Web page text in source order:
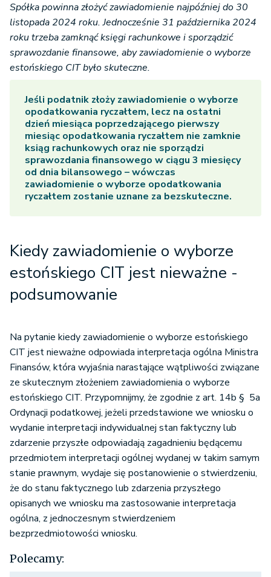
Spółka powinna złożyć zawiadomienie najpóźniej do 30
listopada 2024 roku. Jednocześnie 31 października 2024
roku trzeba zamknąć księgi rachunkowe i sporządzić
sprawozdanie finansowe, aby zawiadomienie o wyborze
estońskiego CIT było skuteczne.
Jeśli podatnik złoży zawiadomienie o wyborze
opodatkowania ryczałtem, lecz na ostatni
dzień miesiąca poprzedzającego pierwszy
miesiąc opodatkowania ryczałtem nie zamknie
ksiąg rachunkowych oraz nie sporządzi
sprawozdania finansowego w ciągu 3 miesięcy
od dnia bilansowego – wówczas
zawiadomienie o wyborze opodatkowania
ryczałtem zostanie uznane za bezskuteczne.
Kiedy zawiadomienie o wyborze
estońskiego CIT jest nieważne -
podsumowanie
Na pytanie kiedy zawiadomienie o wyborze estońskiego
CIT jest nieważne odpowiada interpretacja ogólna Ministra
Finansów, która wyjaśnia narastające wątpliwości związane
ze skutecznym złożeniem zawiadomienia o wyborze
estońskiego CIT. Przypomnijmy, że zgodnie z art. 14b § 5a
Ordynacji podatkowej, jeżeli przedstawione we wniosku o
wydanie interpretacji indywidualnej stan faktyczny lub
zdarzenie przyszłe odpowiadają zagadnieniu będącemu
przedmiotem interpretacji ogólnej wydanej w takim samym
stanie prawnym, wydaje się postanowienie o stwierdzeniu,
że do stanu faktycznego lub zdarzenia przyszłego
opisanych we wniosku ma zastosowanie interpretacja
ogólna, z jednoczesnym stwierdzeniem
bezprzedmiotowości wniosku.
Polecamy: